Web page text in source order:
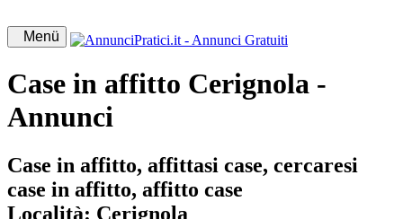
Menü
Case in affitto Cerignola -
Annunci
Case in affitto, affittasi case, cercaresi
case in affitto, affitto case
Località: Cerignola